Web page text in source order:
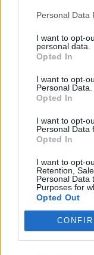
Personal Data
I want to opt-
personal data.
Opted In
I want to opt-
Personal Data.
Opted In
I want to opt-
Personal Data
Opted In
I want to opt-
Retention,
Personal Data
Purposes for
Opted Out
ΣΧΕΤΙΚA
Θρίλερ στον
Πνιγμοί στην